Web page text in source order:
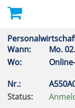
Wann:
Mo.
Wo:
Nr.:
Status: